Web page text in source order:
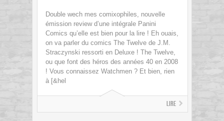
Double wech mes comixophiles, nouvelle
émission review d’une intégrale Panini
Comics qu’elle est bien pour la lire ! Eh ouais,
on va parler du comics The Twelve de J.M.
Straczynski ressorti en Deluxe ! The Twelve,
ou que font des héros des années 40 en 2008
! Vous connaissez Watchmen ? Et bien, rien
à [&hel
Lire